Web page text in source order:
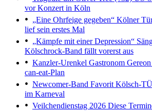
vor Konzert in Köln
„Eine Ohrfeige gegeben“ Kölner
lief sein erstes Mal
„Kämpfe mit einer Depression“
Kölschrock-Band fällt vorerst aus
Kanzler-Urenkel Gastronom
can-eat-Plan
Newcomer-Band Favorit Kölsch-
im Karneval
Veilchendienstag 2026 Diese